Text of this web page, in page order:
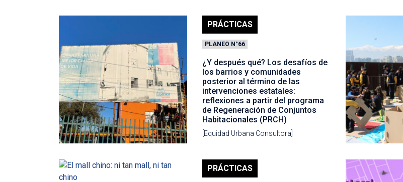
PRÁCTICAS
PLANEO N°66
¿Y después qué? Los desafíos de
los barrios y comunidades
posterior al término de las
intervenciones estatales:
reflexiones a partir del programa
de Regeneración de Conjuntos
Habitacionales (PRCH)
[Equidad Urbana Consultora]
PRÁCTICAS